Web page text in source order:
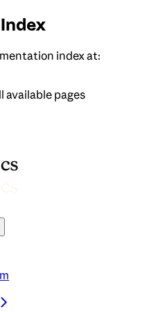
index at:
available pages